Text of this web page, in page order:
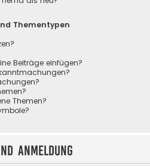
Thementypen
Beiträge einfügen?
Themen?
Anmeldung